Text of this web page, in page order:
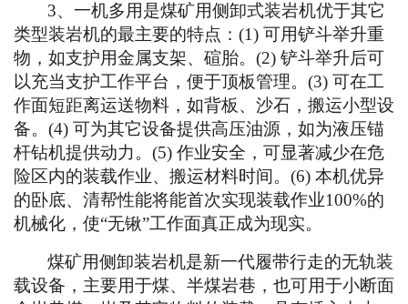
3、 一机多用是煤矿用侧卸式装岩机优于其它
类型装岩机的最主要的特点： (1) 可用铲斗举升重
物，如支护用金属支架、碹胎。(2) 铲斗举升后可
以充当支护工作平台，便于顶板管理。(3) 可在工
作面短距离运送物料，如背板、沙石，搬运小型设
备。(4) 可为其它设备提供高压油源，如为液压锚
杆钻机提供动力。(5) 作业安全，可显著减少在危
险区内的装载作业、搬运材料时间。(6) 本机优异
的卧底、清帮性能将能首次实现装载作业100%的
机械化，使“无锹”工作面真正成为现实。
煤矿用侧卸装岩机是新一代履带行走的无轨装
载设备，主要用于煤、半煤岩巷，也可用于小断面